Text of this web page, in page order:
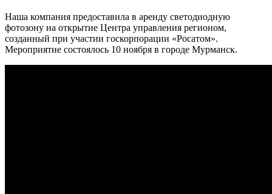
Наша компания предоставила в аренду светодиодную
фотозону на открытие Центра управления регионом,
созданный при участии госкорпорации «Росатом».
Мероприятие состоялось 10 ноября в городе Мурманск.